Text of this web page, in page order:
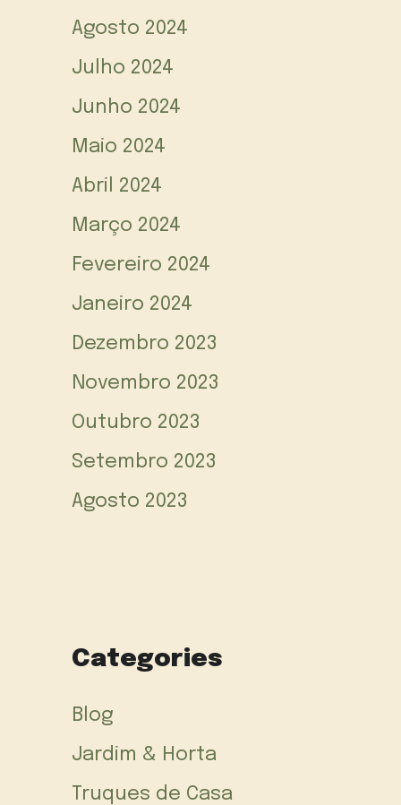
Agosto 2024
Julho 2024
Junho 2024
Maio 2024
Abril 2024
Março 2024
Fevereiro 2024
Janeiro 2024
Dezembro 2023
Novembro 2023
Outubro 2023
Setembro 2023
Agosto 2023
Categories
Blog
Jardim & Horta
Truques de Casa